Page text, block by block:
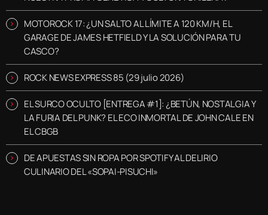
MOTOROCK 17: ¿UN SALTO AL LÍMITE A 120 KM/H, EL
GARAGE DE JAMES HETFIELD Y LA SOLUCIÓN PARA TU
CASCO?
ROCK NEWS EXPRESS 85 (29 julio 2026)
EL SURCO OCULTO [ENTREGA #1]: ¿BETÚN, NOSTALGIA Y
LA FURIA DEL PUNK? EL ECO INMORTAL DE JOHN CALE EN
EL CBGB
DE APUESTAS SIN ROPA POR SPOTIFY AL DELIRIO
CULINARIO DEL «SOPAI-PISUCHI»